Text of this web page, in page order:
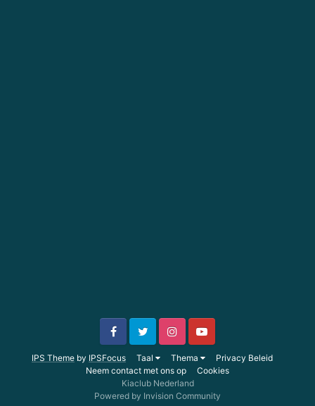
IPS Theme by IPSFocus Taal Thema
Privacy Beleid
Neem contact met ons op
Cookies
Kiaclub Nederland
Powered by Invision Community